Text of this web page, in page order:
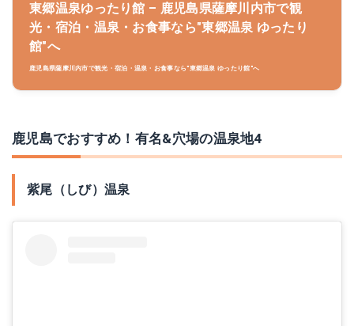
東郷温泉ゆったり館 – 鹿児島県薩摩川内市で観
光・宿泊・温泉・お食事なら"東郷温泉 ゆったり
館"へ
鹿児島県薩摩川内市で観光・宿泊・温泉・お食事なら"東郷温泉 ゆったり館"へ
鹿児島でおすすめ！有名&穴場の温泉地4
紫尾（しび）温泉